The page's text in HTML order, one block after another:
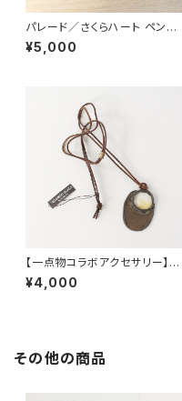
パレード／さくらハート ペンダ
ント 成宮咲来
¥5,000
【一点物コラボアクセサリー】長
谷川昌彦×POCKENI／革ひも
ネックレス［J］
¥4,000
その他の商品